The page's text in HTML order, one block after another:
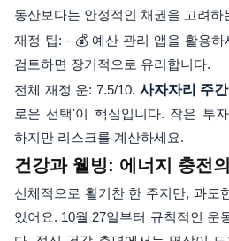
동산보다는 안정적인 채권을 고려하
재정 팁: - 💰 예산 관리 앱을 활용
검토하면 장기적으로 유리합니다.
전체 재정 운: 7.5/10. 사자자리 주간
로운 선택'이 핵심입니다. 작은 투
하지만 리스크를 계산하세요.
건강과 웰빙: 에너지 충전
신체적으로 활기찬 한 주지만, 과도
있어요. 10월 27일부터 규칙적인 운